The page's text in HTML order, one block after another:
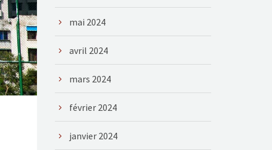
mai 2024
avril 2024
mars 2024
février 2024
janvier 2024